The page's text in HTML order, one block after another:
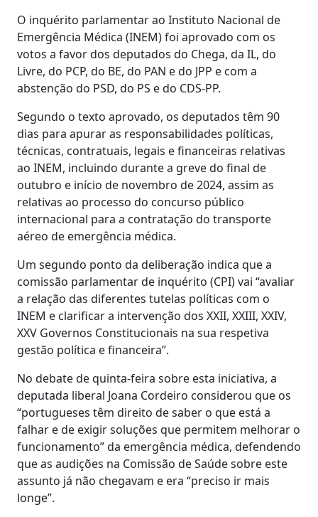
O inquérito parlamentar ao Instituto Nacional de
Emergência Médica (INEM) foi aprovado com os
votos a favor dos deputados do Chega, da IL, do
Livre, do PCP, do BE, do PAN e do JPP e com a
abstenção do PSD, do PS e do CDS-PP.
Segundo o texto aprovado, os deputados têm 90
dias para apurar as responsabilidades políticas,
técnicas, contratuais, legais e financeiras relativas
ao INEM, incluindo durante a greve do final de
outubro e início de novembro de 2024, assim as
relativas ao processo do concurso público
internacional para a contratação do transporte
aéreo de emergência médica.
Um segundo ponto da deliberação indica que a
comissão parlamentar de inquérito (CPI) vai “avaliar
a relação das diferentes tutelas políticas com o
INEM e clarificar a intervenção dos XXII, XXIII, XXIV,
XXV Governos Constitucionais na sua respetiva
gestão política e financeira”.
No debate de quinta-feira sobre esta iniciativa, a
deputada liberal Joana Cordeiro considerou que os
“portugueses têm direito de saber o que está a
falhar e de exigir soluções que permitem melhorar o
funcionamento” da emergência médica, defendendo
que as audições na Comissão de Saúde sobre este
assunto já não chegavam e era “preciso ir mais
longe”.